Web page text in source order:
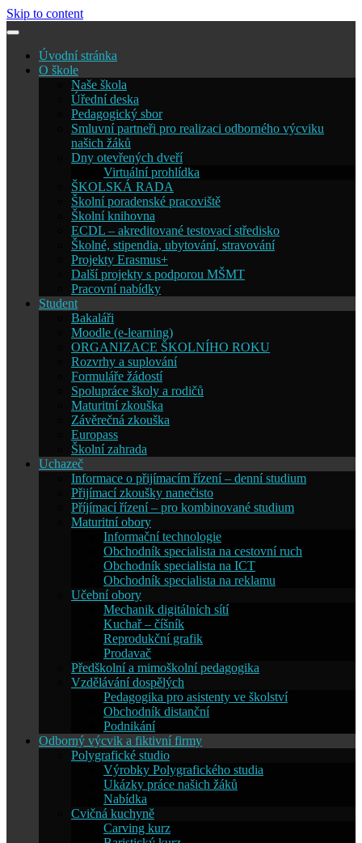
Skip to content
Úvodní stránka
O škole
Naše škola
Úřední deska
Pedagogický sbor
Smluvní partneři pro realizaci odborného výcviku
našich žáků
Dny otevřených dveří
Virtuální prohlídka
ŠKOLSKÁ RADA
Školní poradenské pracoviště
Školní knihovna
ECDL – akreditované testovací středisko
Školné, stipendia, ubytování, stravování
Projekty Erasmus+
Další projekty s podporou MŠMT
Pracovní nabídky
Student
Bakaláři
Moodle (e-learning)
ORGANIZACE ŠKOLNÍHO ROKU
Rozvrhy a suplování
Formuláře žádostí
Spolupráce školy a rodičů
Maturitní zkouška
Závěrečná zkouška
Europass
Školní zahrada
Uchazeč
Informace o přijímacím řízení – denní studium
Přijímací zkoušky nanečisto
Příjímací řízení – pro kombinované studium
Maturitní obory
Informační technologie
Obchodník specialista na cestovní ruch
Obchodník specialista na ICT
Obchodník specialista na reklamu
Učební obory
Mechanik digitálních sítí
Kuchař – číšník
Reprodukční grafik
Prodavač
Předškolní a mimoškolní pedagogika
Vzdělávání dospělých
Pedagogika pro asistenty ve školství
Obchodník distanční
Podnikání
Odborný výcvik a fiktivní firmy
Polygrafické studio
Výrobky Polygrafického studia
Ukázky práce našich žáků
Nabídka
Cvičná kuchyně
Carving kurz